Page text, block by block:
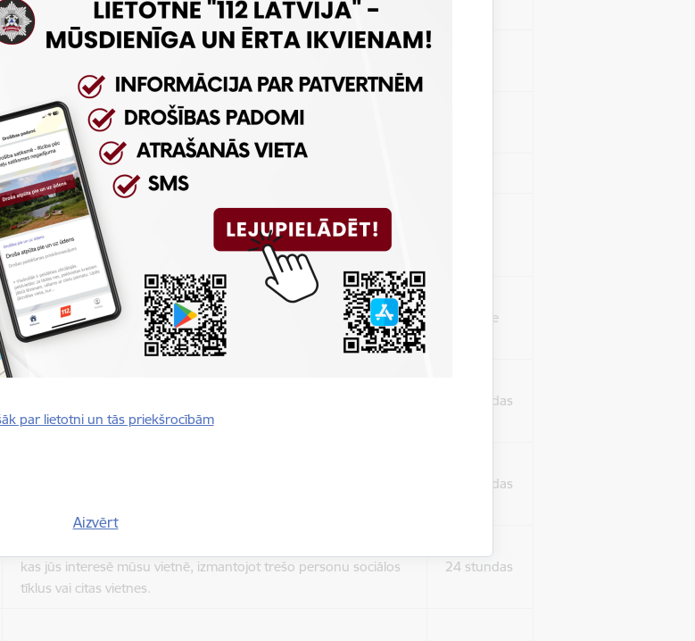
par lietotni un tās priekšrocībām
Aizvērt
Drošības politikas sesija.
Sīkdatne ir nepieciešama, lai visiem lietotājiem nerādītu
ziņojumus pēc tam, kad viņi ir izlasījuši un aizvēruši tos.
Sīkdatne ir nepieciešama, lai visiem lietotājiem nerādītu
ziņojumus pēc tam, kad viņi ir izlasījuši un aizvēruši tos.
Reģistrē, ka tiek parādīts modālais logs.
Reģistrē unikālu ID, kas tiek izmantots statistisko datu iegūšanai
par to, kā apmeklētājs izmanto vietni.
Izmanto Google Analytics, lai samazinātu pieprasījuma līmeni. 1 minūte
par to, kā apmeklētājs izmanto vietni.
24 stundas
24 stundas
kas jūs interesē mūsu vietnē, izmantojot trešo personu sociālos
tīklus vai citas vietnes.
24 stundas